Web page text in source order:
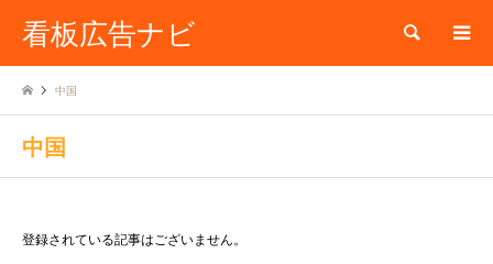
看板広告ナビ 検索
中国
中国
登録されている記事はございません。